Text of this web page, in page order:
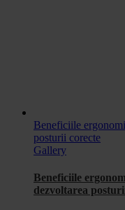
Beneficiile
posturii corecte
Gallery
Beneficiile
dezvoltarea